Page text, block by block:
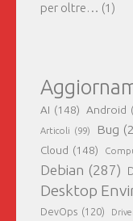
per oltre… (1)
AI (148) Android
Articoli (99) Bug
Cloud (148)
Debian (287)
Desktop
DevOps (120)